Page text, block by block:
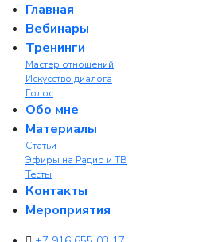
Главная
Вебинары
Тренинги
Мастер отношений
Искусство диалога
Голос
Обо мне
Материалы
Статьи
Эфиры на Радио и ТВ
Тесты
Контакты
Мероприятия